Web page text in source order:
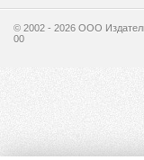
© 2002 - 2026 OOO
00